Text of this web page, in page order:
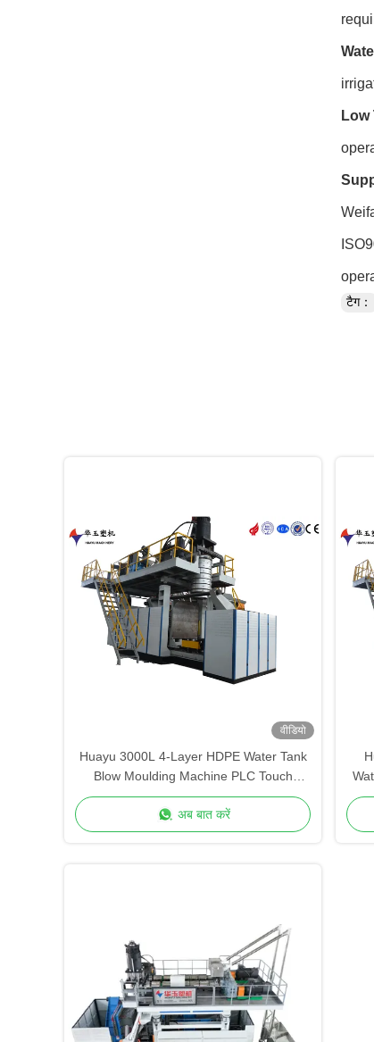
Low
टैग：
वीडियो
Huayu 3000L 4-Layer HDPE Water Tank
Blow Moulding Machine PLC Touch
Screen Control Versatile Container
Production
अब बात करें